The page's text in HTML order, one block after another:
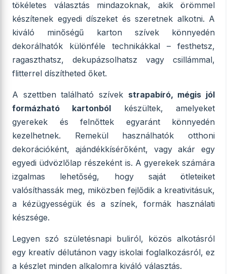
tökéletes választás mindazoknak, akik örömmel
készítenek egyedi díszeket és szeretnek alkotni. A
kiváló minőségű karton szívek könnyedén
dekorálhatók különféle technikákkal – festhetsz,
ragaszthatsz, dekupázsolhatsz vagy csillámmal,
flitterrel díszítheted őket.
A szettben található szívek strapabíró, mégis jól
formázható kartonból készültek, amelyeket
gyerekek és felnőttek egyaránt könnyedén
kezelhetnek. Remekül használhatók otthoni
dekorációként, ajándékkísérőként, vagy akár egy
egyedi üdvözlőlap részeként is. A gyerekek számára
izgalmas lehetőség, hogy saját ötleteiket
valósíthassák meg, miközben fejlődik a kreativitásuk,
a kézügyességük és a színek, formák használati
készsége.
Legyen szó születésnapi buliról, közös alkotásról
egy kreatív délutánon vagy iskolai foglalkozásról, ez
a készlet minden alkalomra kiváló választás.